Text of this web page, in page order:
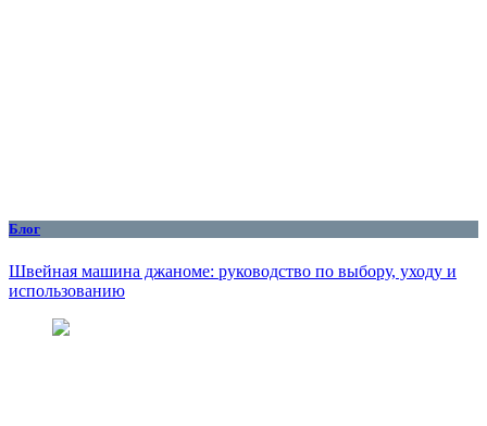
Блог
Швейная машина джаноме: руководство по выбору, уходу и
использованию